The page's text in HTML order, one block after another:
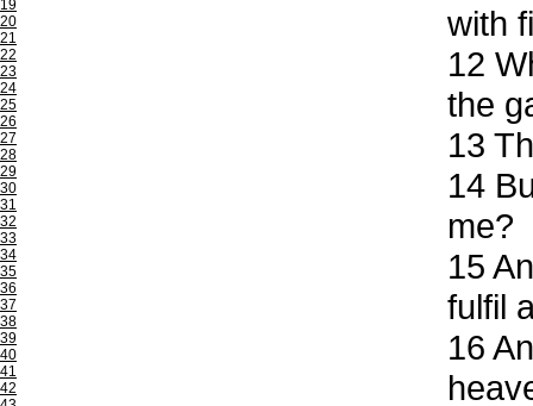
19
20
21
22
23
24
25
26
27
28
29
30
31
32
33
34
35
36
37
38
39
40
41
42
with
12
the
13
14
me?
15
fulfil
16